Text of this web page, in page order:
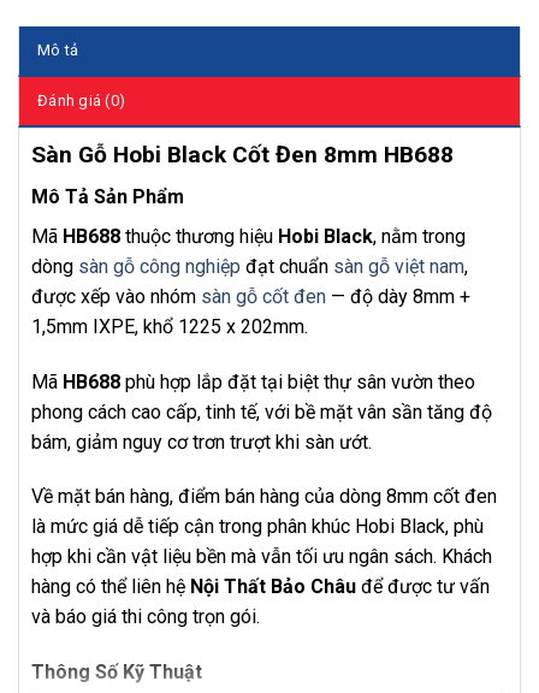
Mô tả
Đánh giá (0)
Sàn Gỗ Hobi Black Cốt Đen 8mm HB688
Mô Tả Sản Phẩm
Mã HB688 thuộc thương hiệu Hobi Black, nằm trong
dòng sàn gỗ công nghiệp đạt chuẩn sàn gỗ việt nam,
được xếp vào nhóm sàn gỗ cốt đen — độ dày 8mm +
1,5mm IXPE, khổ 1225 x 202mm.
Mã HB688 phù hợp lắp đặt tại biệt thự sân vườn theo
phong cách cao cấp, tinh tế, với bề mặt vân sần tăng độ
bám, giảm nguy cơ trơn trượt khi sàn ướt.
Về mặt bán hàng, điểm bán hàng của dòng 8mm cốt đen
là mức giá dễ tiếp cận trong phân khúc Hobi Black, phù
hợp khi cần vật liệu bền mà vẫn tối ưu ngân sách. Khách
hàng có thể liên hệ Nội Thất Bảo Châu để được tư vấn
và báo giá thi công trọn gói.
Thông Số Kỹ Thuật